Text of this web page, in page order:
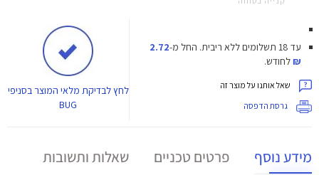
עד 18 תשלומים ללא ריבית. החל מ-2.72
₪לחודש.
שאל אותנו על מוצר זה
גרסת הדפסה
לחץלבדיקת מלאי המוצר בסניפי
BUG
מידע נוסף פרטים טכניים שאלות ותשובות